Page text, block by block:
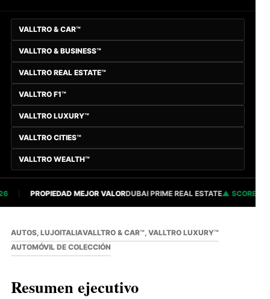
VALLTRO & CAR™
VALLTRO & BUSINESS™
VALLTRO REAL ESTATE™
VALLTRO F1™
VALLTRO LUXURY™
VALLTRO CITIES™
VALLTRO WEALTH™
PROPIEDAD MEJOR VALORDUBAI PRIME REAL ESTATE SCORE 82.84
AUTOS, LUJOITALIAVALLTRO & CAR™, VALLTRO LUXURY™
AUTOMÓVIL DE COLECCIÓN
Resumen ejecutivo